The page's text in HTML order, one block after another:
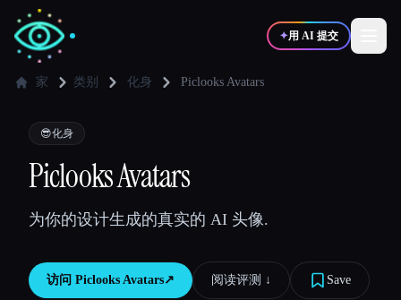
✦用 AI 提交
✍️写作者
💻
家 类别 化身 Piclooks Avatars
😎化身
Piclooks Avatars
为你的设计生成的真实的 AI 头像.
访问 Piclooks Avatars↗︎ 阅读评测 ↓︎ Save